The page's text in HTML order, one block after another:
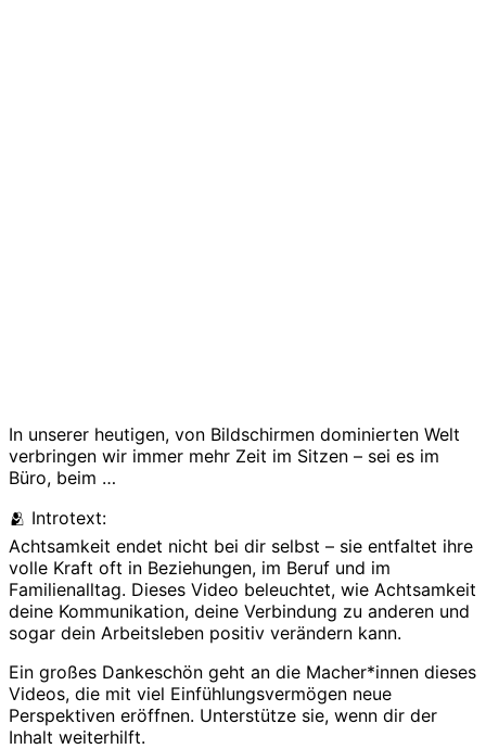
In unserer heutigen, von Bildschirmen dominierten Welt
verbringen wir immer mehr Zeit im Sitzen – sei es im
Büro, beim …
🫂 Introtext:
Achtsamkeit endet nicht bei dir selbst – sie entfaltet ihre
volle Kraft oft in Beziehungen, im Beruf und im
Familienalltag. Dieses Video beleuchtet, wie Achtsamkeit
deine Kommunikation, deine Verbindung zu anderen und
sogar dein Arbeitsleben positiv verändern kann.
Ein großes Dankeschön geht an die Macher*innen dieses
Videos, die mit viel Einfühlungsvermögen neue
Perspektiven eröffnen. Unterstütze sie, wenn dir der
Inhalt weiterhilft.